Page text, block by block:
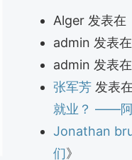
Alger发表在
admin 发表
admin 发表
张军芳发表
就业？ ——阿
Jonathan
们》